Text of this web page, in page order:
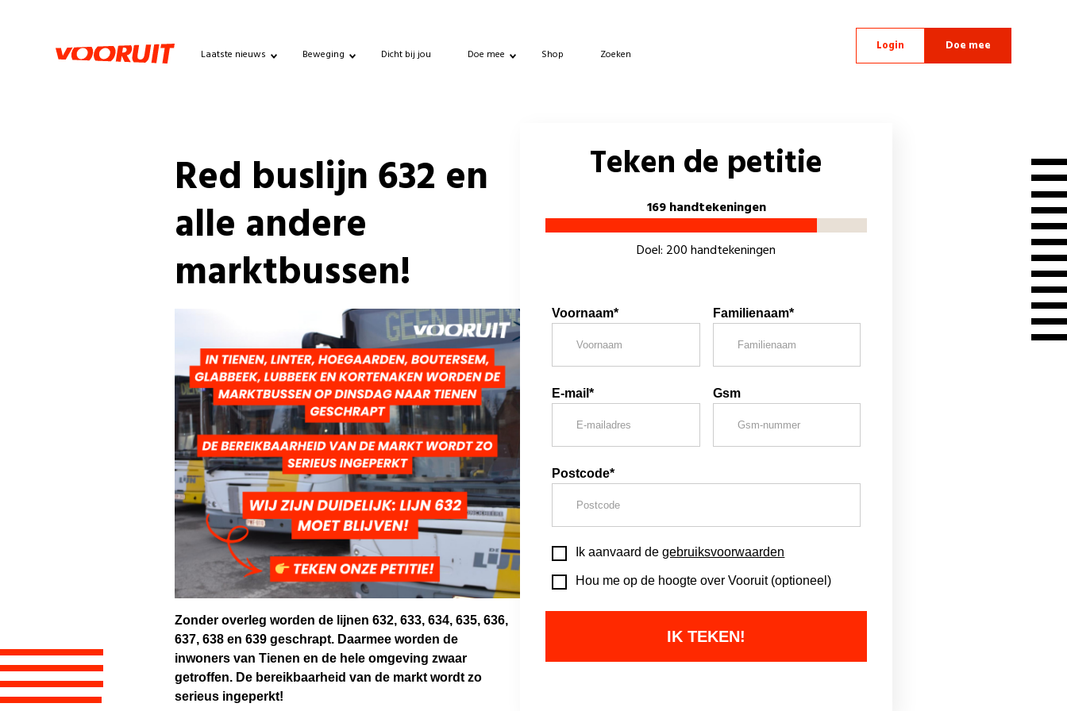
Laatste nieuws Beweging Dicht bij jou Doe mee Shop Zoeken
Login Doe mee
Red buslijn 632 en
alle andere
marktbussen!
Zonder overleg worden de lijnen 632, 633, 634, 635, 636,
637, 638 en 639 geschrapt. Daarmee worden de
inwoners van Tienen en de hele omgeving zwaar
getroffen. De bereikbaarheid van de markt wordt zo
serieus ingeperkt!
Teken de petitie
169 handtekeningen
Doel: 200 handtekeningen
Voornaam* Familienaam*
E-mail* Gsm
Postcode*
Ik aanvaard degebruiksvoorwaarden
Hou me op de hoogte over Vooruit (optioneel)